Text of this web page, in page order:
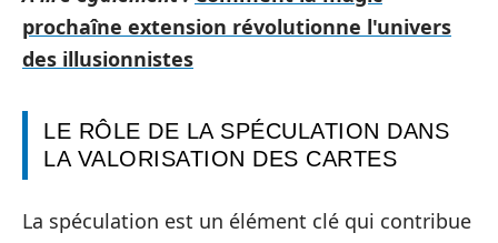
prochaîne extension révolutionne l'univers
des illusionnistes
LE RÔLE DE LA SPÉCULATION DANS
LA VALORISATION DES CARTES
La spéculation est un élément clé qui contribue